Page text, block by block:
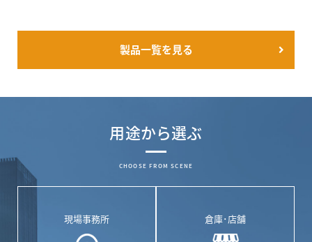
製品一覧を見る
用途から選ぶ
CHOOSE FROM SCENE
現場事務所 倉庫･店舗